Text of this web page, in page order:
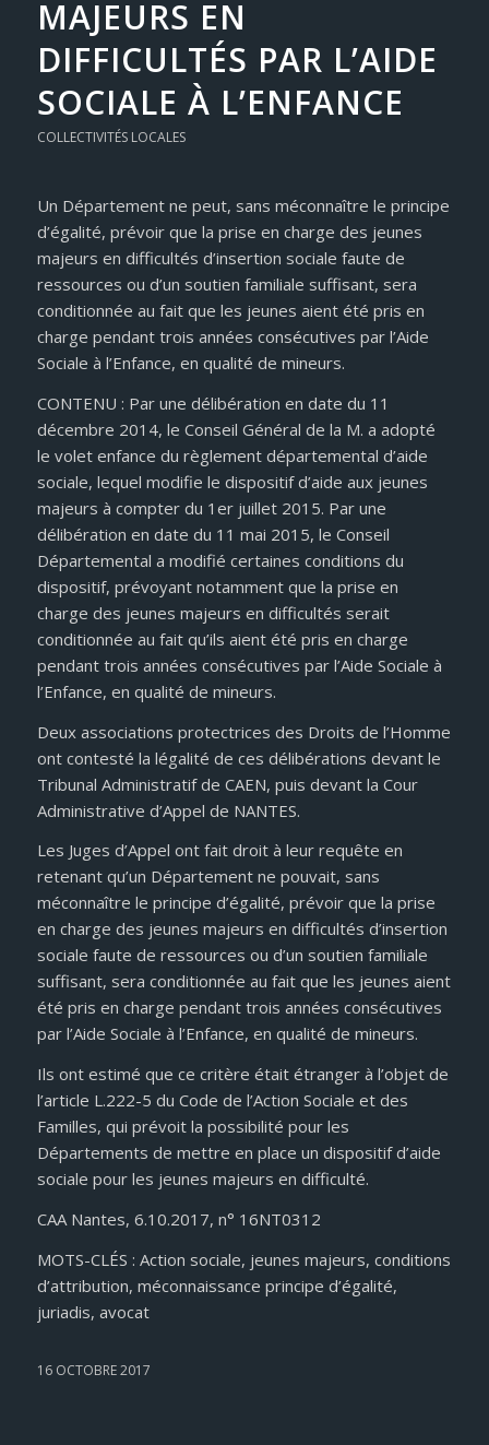
MAJEURS EN
DIFFICULTÉS PAR L’AIDE
SOCIALE À L’ENFANCE
COLLECTIVITÉS LOCALES
Un Département ne peut, sans méconnaître le principe
d’égalité, prévoir que la prise en charge des jeunes
majeurs en difficultés d’insertion sociale faute de
ressources ou d’un soutien familiale suffisant, sera
conditionnée au fait que les jeunes aient été pris en
charge pendant trois années consécutives par l’Aide
Sociale à l’Enfance, en qualité de mineurs.
CONTENU : Par une délibération en date du 11
décembre 2014, le Conseil Général de la M. a adopté
le volet enfance du règlement départemental d’aide
sociale, lequel modifie le dispositif d’aide aux jeunes
majeurs à compter du 1er juillet 2015. Par une
délibération en date du 11 mai 2015, le Conseil
Départemental a modifié certaines conditions du
dispositif, prévoyant notamment que la prise en
charge des jeunes majeurs en difficultés serait
conditionnée au fait qu’ils aient été pris en charge
pendant trois années consécutives par l’Aide Sociale à
l’Enfance, en qualité de mineurs.
Deux associations protectrices des Droits de l’Homme
ont contesté la légalité de ces délibérations devant le
Tribunal Administratif de CAEN, puis devant la Cour
Administrative d’Appel de NANTES.
Les Juges d’Appel ont fait droit à leur requête en
retenant qu’un Département ne pouvait, sans
méconnaître le principe d’égalité, prévoir que la prise
en charge des jeunes majeurs en difficultés d’insertion
sociale faute de ressources ou d’un soutien familiale
suffisant, sera conditionnée au fait que les jeunes aient
été pris en charge pendant trois années consécutives
par l’Aide Sociale à l’Enfance, en qualité de mineurs.
Ils ont estimé que ce critère était étranger à l’objet de
l’article L.222-5 du Code de l’Action Sociale et des
Familles, qui prévoit la possibilité pour les
Départements de mettre en place un dispositif d’aide
sociale pour les jeunes majeurs en difficulté.
CAA Nantes, 6.10.2017, n° 16NT0312
MOTS-CLÉS : Action sociale, jeunes majeurs, conditions
d’attribution, méconnaissance principe d’égalité,
juriadis, avocat
16 OCTOBRE 2017